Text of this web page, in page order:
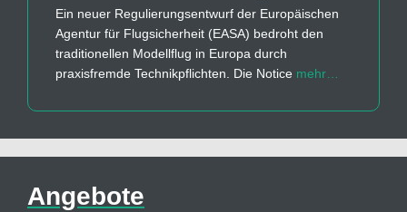
Ein neuer Regulierungsentwurf der Europäischen
Agentur für Flugsicherheit (EASA) bedroht den
traditionellen Modellflug in Europa durch
praxisfremde Technikpflichten. Die Notice mehr…
Angebote